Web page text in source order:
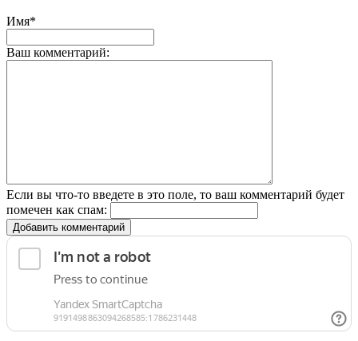
Имя*
Ваш комментарий:
Если вы что-то введете в это поле, то ваш комментарий будет
помечен как спам:
Добавить комментарий